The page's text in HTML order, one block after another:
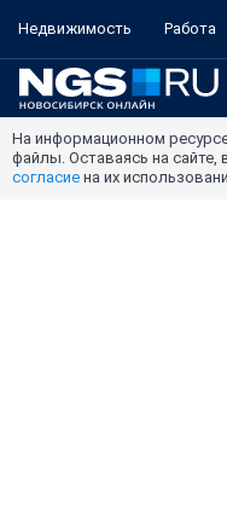
Недвижимость Работа
На информационном
файлы. Оставаясь на
согласие на их